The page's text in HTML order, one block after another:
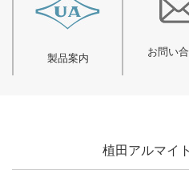
製品案内
お問い
植田アルマイ